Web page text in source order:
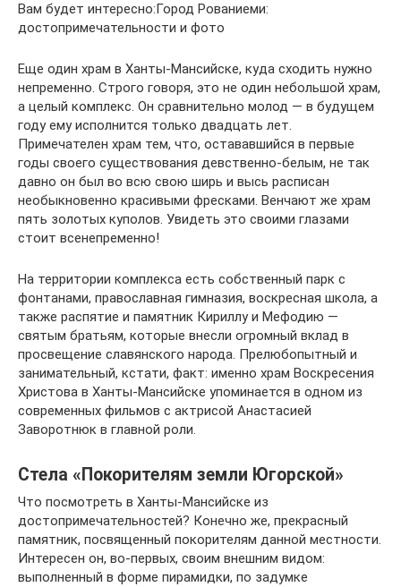
Вам будет интересно:Город Рованиеми:
достопримечательности и фото
Еще один храм в Ханты-Мансийске, куда сходить нужно
непременно. Строго говоря, это не один небольшой храм,
а целый комплекс. Он сравнительно молод — в будущем
году ему исполнится только двадцать лет.
Примечателен храм тем, что, остававшийся в первые
годы своего существования девственно-белым, не так
давно он был во всю свою ширь и высь расписан
необыкновенно красивыми фресками. Венчают же храм
пять золотых куполов. Увидеть это своими глазами
стоит всенепременно!
На территории комплекса есть собственный парк с
фонтанами, православная гимназия, воскресная школа, а
также распятие и памятник Кириллу и Мефодию —
святым братьям, которые внесли огромный вклад в
просвещение славянского народа. Прелюбопытный и
занимательный, кстати, факт: именно храм Воскресения
Христова в Ханты-Мансийске упоминается в одном из
современных фильмов с актрисой Анастасией
Заворотнюк в главной роли.
Стела «Покорителям земли Югорской»
Что посмотреть в Ханты-Мансийске из
достопримечательностей? Конечно же, прекрасный
памятник, посвященный покорителям данной местности.
Интересен он, во-первых, своим внешним видом:
выполненный в форме пирамидки, по задумке